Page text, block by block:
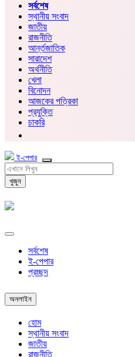
সর্বশেষ
স্থানীয় সংবাদ
জাতীয়
রাজনীতি
আর্ন্তজাতিক
সারাদেশ
অর্থনীতি
খেলা
বিনোদন
আজকের পত্রিকা
প্রযুক্তি
চাকরি
ই-পেপার
খুজুন
সর্বশেষ
ই-পেপার
প্রচ্ছদ
অনলাইন
হোম
স্থানীয় সংবাদ
জাতীয়
রাজনীতি